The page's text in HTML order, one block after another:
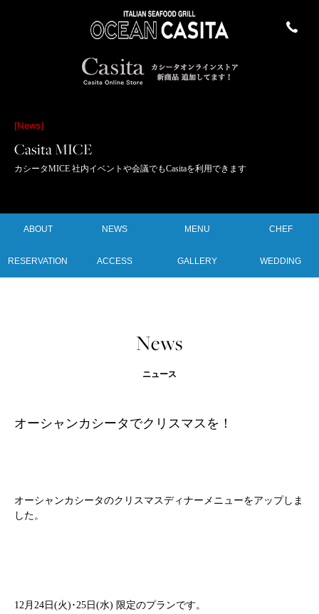
[News]
Casita MICE
カシータMICE 社内イベントや会議でもCasitaを利用できます
ABOUT NEWS MENU CHEF
RESERVATION ACCESS GALLERY WEDDING
News
ニュース
オーシャンカシータでクリスマスを！
オーシャンカシータのクリスマスディナーメニューをアップしま
した。
12月24日(火)･25日(水) 限定のプランです。